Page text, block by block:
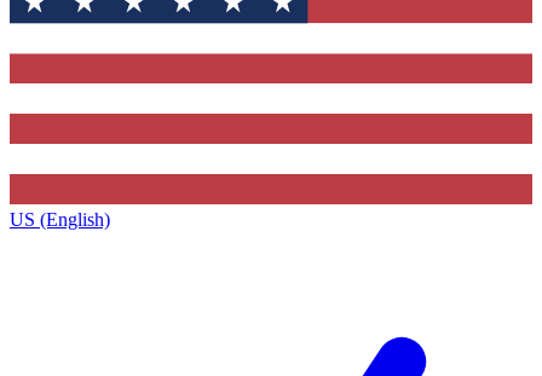
US (English)